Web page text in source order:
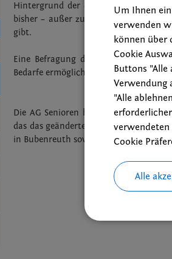
Hintergrund der drohenden
bisher – außer zu dem Wohnen in
gibt.
Eine Befragung der Bevölkerung
Bedarfe ermöglicht.
Die AG Senioren hat über ihre
das das geänderte Wohnverhalten
in Bubenreuth sowie die sich daraus
Um Ihnen
verwenden
können über
Cookie
Buttons "Alle
Verwendung
"Alle
verwendeten
Cookie
Alle